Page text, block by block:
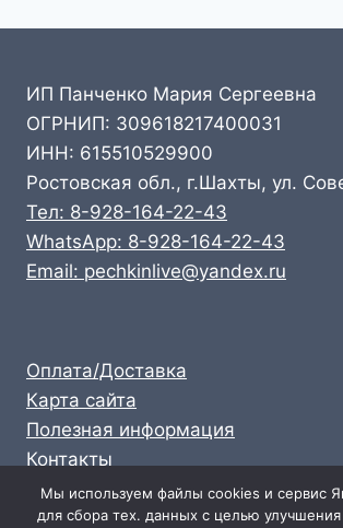
ИП Панченко Мария Сергеевна
ОГРНИП: 309618217400031
ИНН: 615510529900
Ростовская обл., г.Шахты, ул.
Тел: 8-928-164-22-43
WhatsApp: 8-928-164-22-43
Email: pechkinlive@yandex.ru
Оплата/Доставка
Карта сайта
Полезная информация
Контакты
Личный кабинет
Опт: 8-928-164-22-43
Мы используем файлы cookies и сервис
для сбора тех. данных с целью улучшения